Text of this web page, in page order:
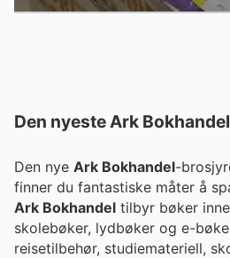
Den nyeste Ark
Den nye Ark Bokhandel-
finner du fantastiske måter å
Ark Bokhandel tilbyr bøker
skolebøker, lydbøker og e-
reisetilbehør, studiemateriell,